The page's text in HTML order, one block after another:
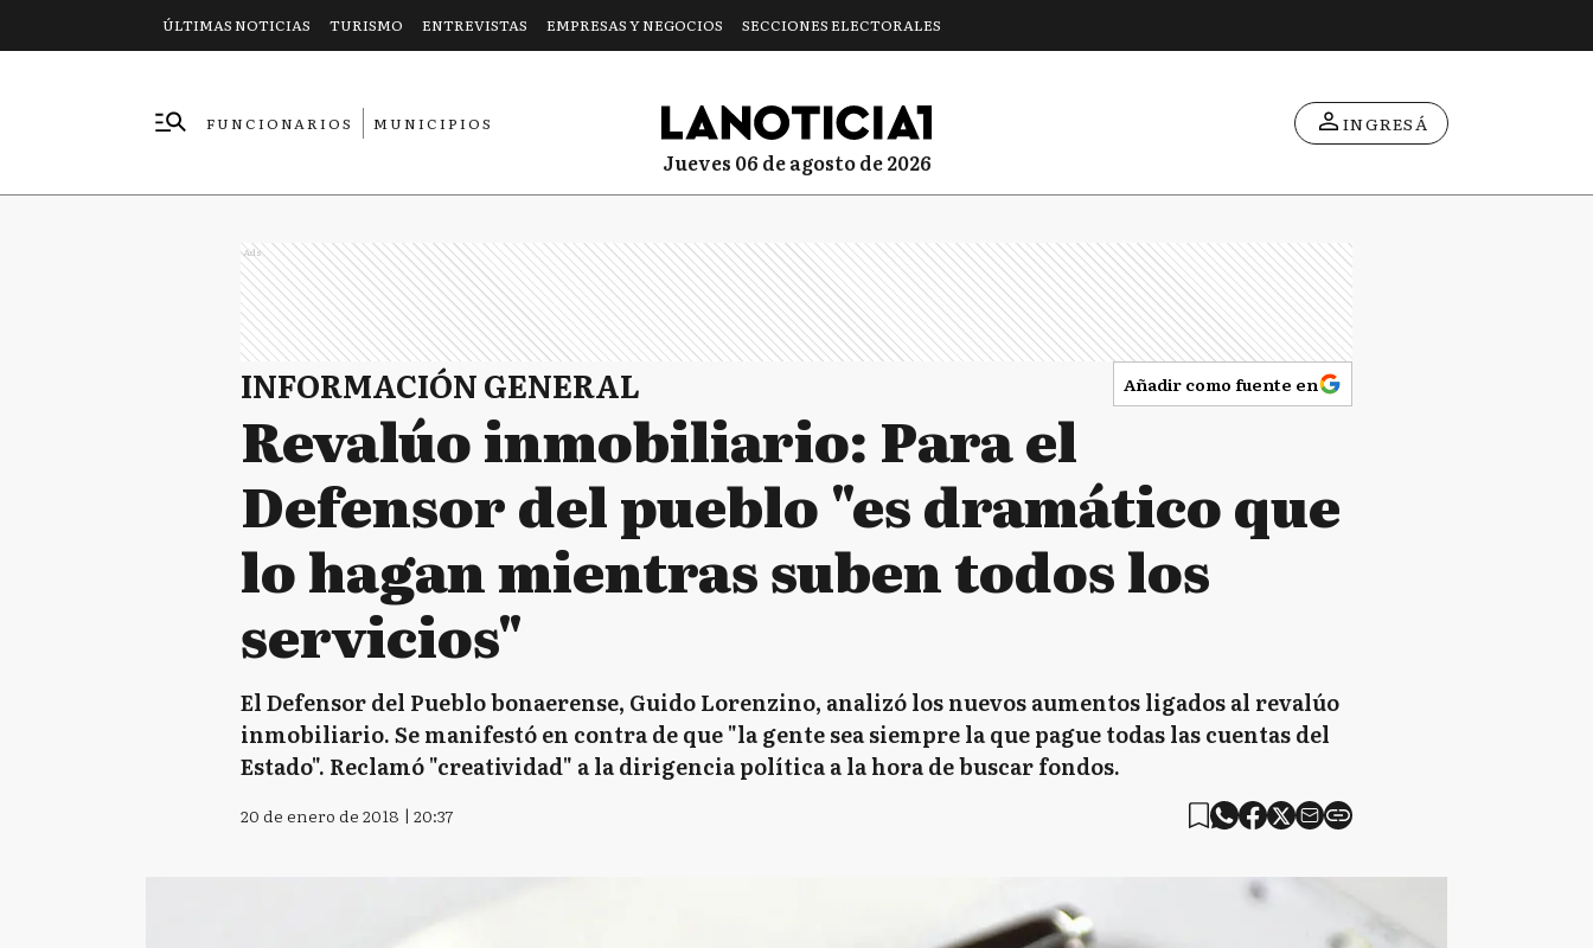
ÚLTIMAS NOTICIAS TURISMO ENTREVISTAS EMPRESAS Y NEGOCIOS SECCIONES ELECTORALES
FUNCIONARIOS
MUNICIPIOS
jueves 06 de agosto de 2026
INGRESÁ
Ads
INFORMACIÓN GENERAL Añadir como fuente en
Revalúo inmobiliario: Para el
Defensor del pueblo "es dramático que
lo hagan mientras suben todos los
servicios"
El Defensor del Pueblo bonaerense, Guido Lorenzino, analizó los nuevos aumentos ligados al revalúo
inmobiliario. Se manifestó en contra de que "la gente sea siempre la que pague todas las cuentas del
Estado". Reclamó "creatividad" a la dirigencia política a la hora de buscar fondos.
20 de enero de 2018 | 20:37